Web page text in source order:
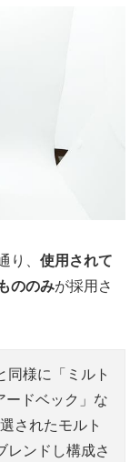
、 使用されて
ののみが採用さ
同様に「ミルト
ードベック」な
されたモルト
レンドし構成さ